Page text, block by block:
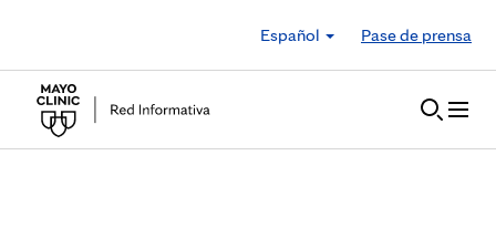
Español
Pase de prensa